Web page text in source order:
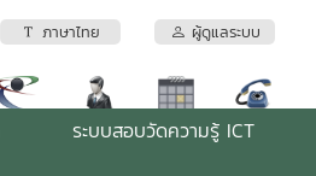
ภาษาไทย ผู้ดูแลระบบ
ระบบสอบวัดความรู้ ICT